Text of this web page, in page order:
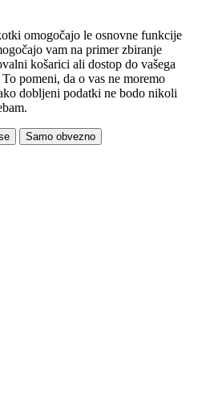
omogočajo le osnovne funkcije
vam na primer zbiranje
košarici ali dostop do vašega
pomeni, da o vas ne moremo
dobljeni podatki ne bodo nikoli
Samo obvezno